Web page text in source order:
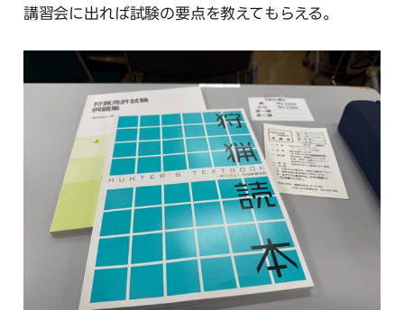
講習会に出れば試験の要点を教えてもらえる。